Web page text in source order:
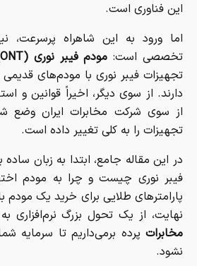
این فناوری است.
اما ورود به این شاهراه پرسرعت،
تخصصی است: مودم فیبر نوری (ONT)
تجهیزات فیبر نوری با مودم‌های
دارند. از سوی دیگر، اخیراً قوانین و
از سوی شرکت مخابرات ایران وضع
تجهیزات را به کلی تغییر داده است.
در این مقاله جامع، ابتدا به زبان
فیبر نوری چیست و چرا به مودم
پارامترهای طلایی برای خرید یک مودم
نهایت، از یک تحول بزرگ نرم‌افزاری
مخابرات پرده برمی‌داریم تا
نشود.